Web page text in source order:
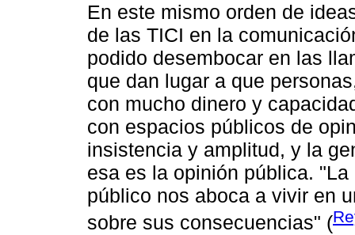
En este mismo orden de
de las TICI en la
podido desembocar en las
que dan lugar a que
con mucho dinero y
con espacios públicos de
insistencia y amplitud, y la
esa es la opinión pública.
público nos aboca a vivir en
sobre sus consecuencias" (